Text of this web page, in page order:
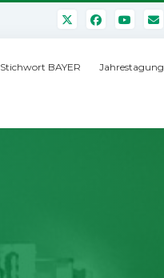
Stichwort BAYER Jahrestagung